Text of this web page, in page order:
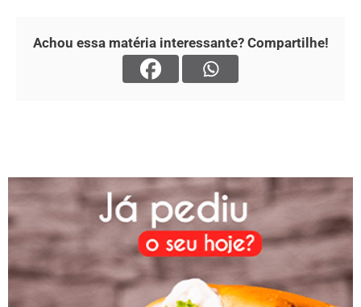
Achou essa matéria interessante? Compartilhe!